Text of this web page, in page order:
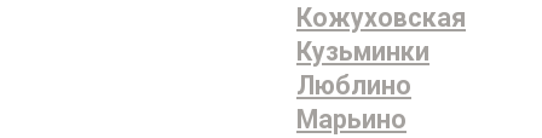
Кожуховская
Кузьминки
Люблино
Марьино